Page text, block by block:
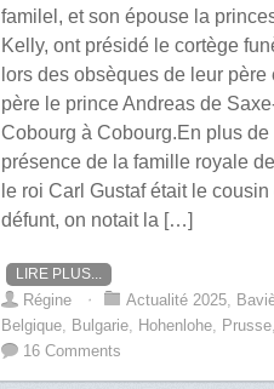
familel, et son épouse la
Kelly, ont présidé le cortège
lors des obsèques de leur père
père le prince Andreas de
Cobourg à Cobourg.En plus de
présence de la famille royale
le roi Carl Gustaf était le cousin
défunt, on notait la […]
LIRE PLUS...
Régine ⋅ Actualité 2025,
Belgique, Bulgarie, Hohenlohe, Prusse,
16 Comments